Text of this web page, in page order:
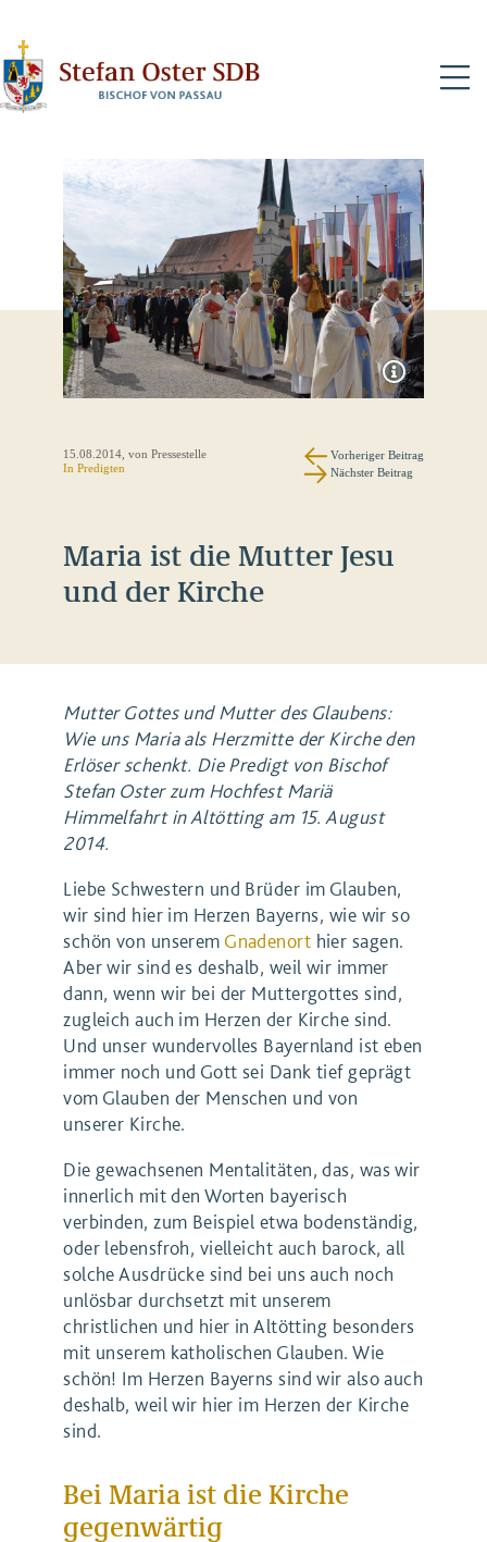
15.08.2014 , von Pressestelle
InPredigten
Vorheriger Beitrag
Nächster Beitrag
Maria ist die Mutter Jesu
und der Kirche
Mutter Gottes und Mutter des Glaubens:
Wie uns Maria als Herzmitte der Kirche den
Erlöser schenkt. Die Predigt von Bischof
Stefan Oster zum Hochfest Mariä
Himmelfahrt in Altötting am 15. August
2014.
Liebe Schwestern und Brüder im Glauben,
wir sind hier im Herzen Bayerns, wie wir so
schön von unserem Gnadenort hier sagen.
Aber wir sind es deshalb, weil wir immer
dann, wenn wir bei der Muttergottes sind,
zugleich auch im Herzen der Kirche sind.
Und unser wundervolles Bayernland ist eben
immer noch und Gott sei Dank tief geprägt
vom Glauben der Menschen und von
unserer Kirche.
Die gewachsenen Mentalitäten, das, was wir
innerlich mit den Worten bayerisch
verbinden, zum Beispiel etwa bodenständig,
oder lebensfroh, vielleicht auch barock, all
solche Ausdrücke sind bei uns auch noch
unlösbar durchsetzt mit unserem
christlichen und hier in Altötting besonders
mit unserem katholischen Glauben. Wie
schön! Im Herzen Bayerns sind wir also auch
deshalb, weil wir hier im Herzen der Kirche
sind.
Bei Maria ist die Kirche
gegenwärtig